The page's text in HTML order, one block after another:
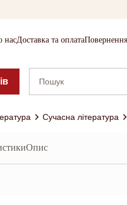
насДоставка та оплата
Сучасна література
Опис